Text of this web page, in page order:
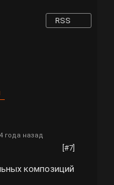
RSS
года назад
[#7]
композиций